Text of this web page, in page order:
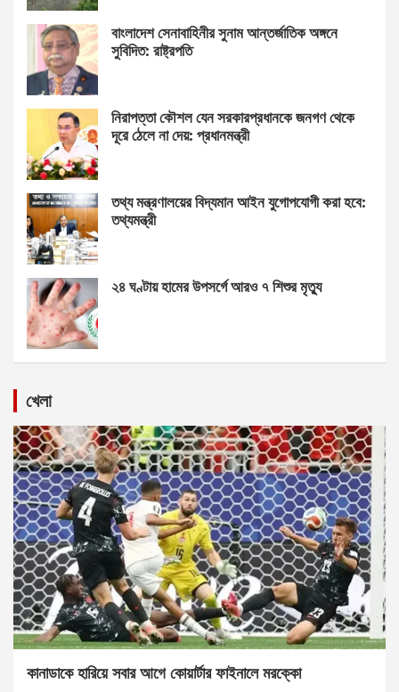
বাংলাদেশ সেনাবাহিনীর সুনাম আন্তর্জাতিক অঙ্গনে
সুবিদিত: রাষ্ট্রপতি
নিরাপত্তা কৌশল যেন সরকারপ্রধানকে জনগণ থেকে
দূরে ঠেলে না দেয়: প্রধানমন্ত্রী
তথ্য মন্ত্রণালয়ের বিদ্যমান আইন যুগোপযোগী করা হবে:
তথ্যমন্ত্রী
২৪ ঘণ্টায় হামের উপসর্গে আরও ৭ শিশুর মৃত্যু
খেলা
কানাডাকে হারিয়ে সবার আগে কোয়ার্টার ফাইনালে মরক্কো